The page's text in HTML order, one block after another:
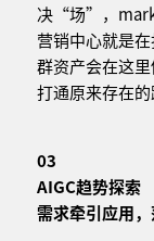
决“场”，
营销中心就是
群资产会在这
打通原来存在的
03
AIGC趋势探索
需求牵引应用